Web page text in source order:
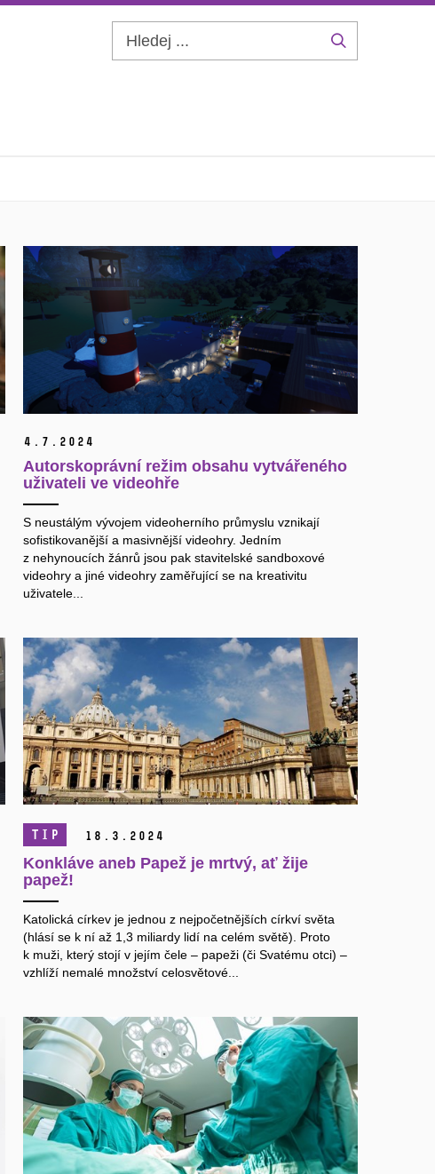
4. 7. 2024
Autorskoprávní režim obsahu vytvářeného
uživateli ve videohře
S neustálým vývojem videoherního průmyslu vznikají
sofistikovanější a masivnější videohry. Jedním
z nehynoucích žánrů jsou pak stavitelské sandboxové
videohry a jiné videohry zaměřující se na kreativitu
uživatele...
TIP 18. 3. 2024
Konkláve aneb Papež je mrtvý, ať žije
papež!
Katolická církev je jednou z nejpočetnějších církví světa
(hlásí se k ní až 1,3 miliardy lidí na celém světě). Proto
k muži, který stojí v jejím čele – papeži (či Svatému otci) –
vzhlíží nemalé množství celosvětové...